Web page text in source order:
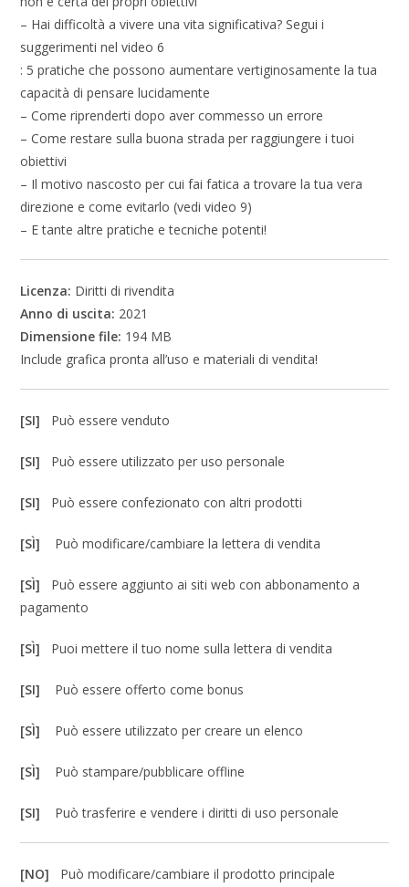
– Hai difficoltà a vivere una vita significativa? Segui i
suggerimenti nel video 6
: 5 pratiche che possono aumentare vertiginosamente la tua
capacità di pensare lucidamente
– Come riprenderti dopo aver commesso un errore
– Come restare sulla buona strada per raggiungere i tuoi
obiettivi
– Il motivo nascosto per cui fai fatica a trovare la tua vera
direzione e come evitarlo (vedi video 9)
– E tante altre pratiche e tecniche potenti!
Licenza: Diritti di rivendita
Anno di uscita: 2021
Dimensione file: 194 MB
Include grafica pronta all’uso e materiali di vendita!
[SI] Può essere venduto
[SI] Può essere utilizzato per uso personale
[SI] Può essere confezionato con altri prodotti
[SÌ] Può modificare/cambiare la lettera di vendita
[SÌ] Può essere aggiunto ai siti web con abbonamento a
pagamento
[SÌ] Puoi mettere il tuo nome sulla lettera di vendita
[SI] Può essere offerto come bonus
[SÌ] Può essere utilizzato per creare un elenco
[SÌ] Può stampare/pubblicare offline
[SI] Può trasferire e vendere i diritti di uso personale
[NO] Può modificare/cambiare il prodotto principale